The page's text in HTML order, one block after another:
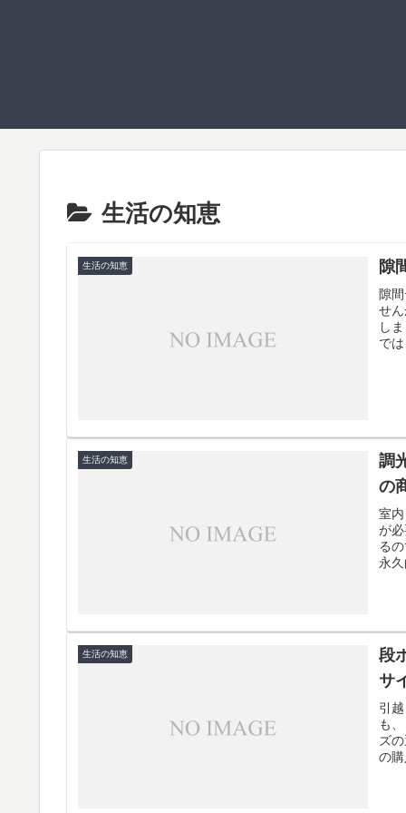
生活の知恵
生活の知恵 隙
隙
せ
し
で
生活の知恵
調
の
室
が
る
永
生活の知恵
段
サ
引
も
ズ
の